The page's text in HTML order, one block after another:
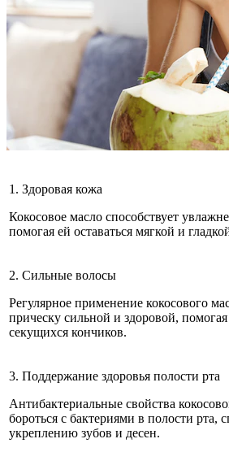
1. Здоровая кожа
Кокосовое масло способствует
помогая ей оставаться мягкой и
2. Сильные волосы
Регулярное применение кокосового
прическу сильной и здоровой,
секущихся кончиков.
3. Поддержание здоровья полости рта
Антибактериальные свойства
бороться с бактериями в полости рта,
укреплению зубов и десен.